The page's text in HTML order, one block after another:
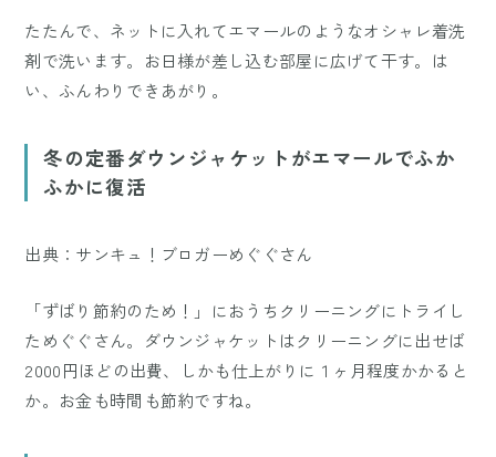
たたんで、ネットに入れてエマールのようなオシャレ着洗
剤で洗います。お日様が差し込む部屋に広げて干す。は
い、ふんわりできあがり。
冬の定番ダウンジャケットがエマールでふか
ふかに復活
出典：サンキュ！ブロガーめぐぐさん
「ずばり節約のため！」におうちクリーニングにトライし
ためぐぐさん。ダウンジャケットはクリーニングに出せば
2000円ほどの出費、しかも仕上がりに１ヶ月程度かかると
か。お金も時間も節約ですね。